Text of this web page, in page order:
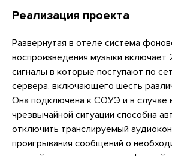
Реализация проекта
Развернутая в отеле система
воспроизведения музыки включает
сигналы в которые поступают по
сервера, включающего шесть
Она подключена к СОУЭ и в случае
чрезвычайной ситуации способна
отключить транслируемый
проигрывания сообщений о